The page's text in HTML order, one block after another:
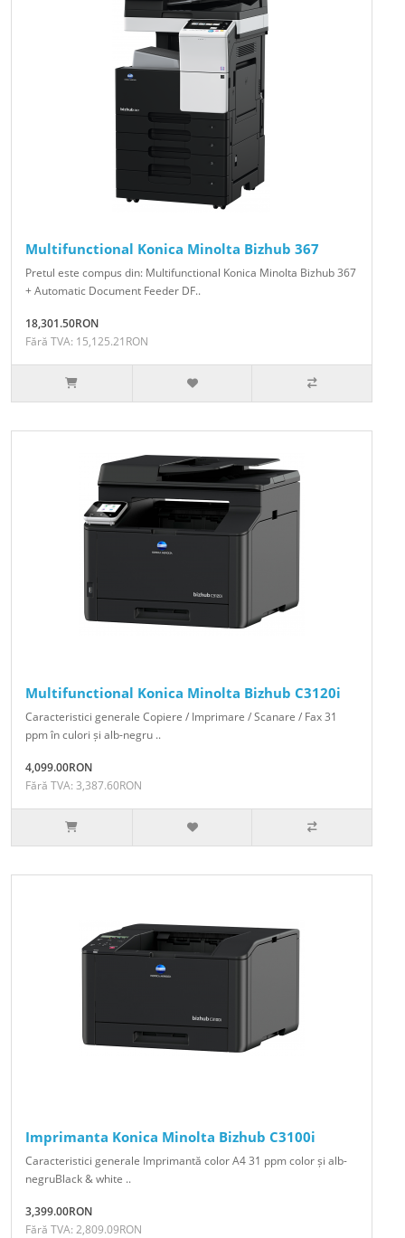
Multifunctional Konica Minolta Bizhub 367
Pretul este compus din: Multifunctional Konica Minolta Bizhub 367
+ Automatic Document Feeder DF..
18,301.50RON
Fără TVA: 15,125.21RON
Multifunctional Konica Minolta Bizhub C3120i
Caracteristici generale Copiere / Imprimare / Scanare / Fax 31
ppm în culori și alb-negru ..
4,099.00RON
Fără TVA: 3,387.60RON
Imprimanta Konica Minolta Bizhub C3100i
Caracteristici generale Imprimantă color A4 31 ppm color și alb-
negruBlack & white ..
3,399.00RON
Fără TVA: 2,809.09RON